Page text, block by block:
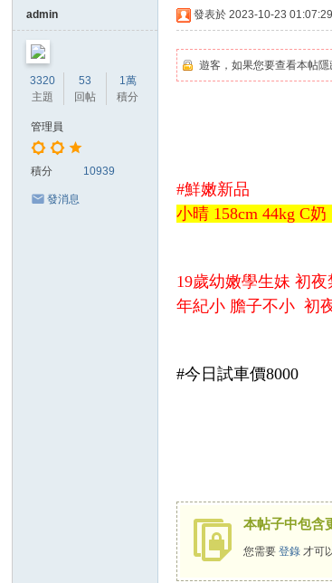
admin
3320
主題
53
回帖
1萬
積分
管理員
積分 10939
發消息
發表於 2023-10-23 01:07:29
遊客，如果您要查看本帖
#鮮嫩新品
小晴 158cm 44kg C奶
19歲幼嫩學生妹 初夜
年紀小 膽子不小 初
#今日試車價8000
本帖子中包含
您需要登錄 才可